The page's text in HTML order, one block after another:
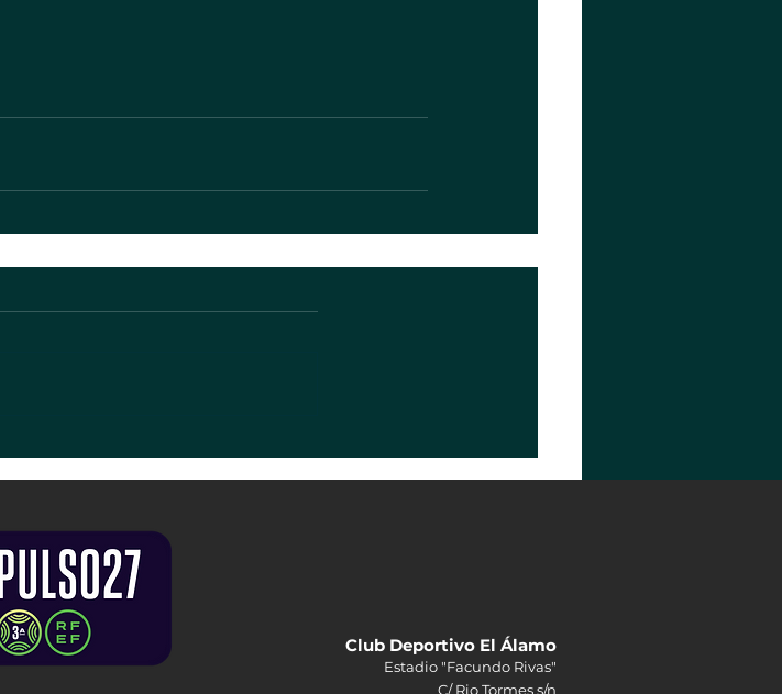
Club Deportivo El Álamo
Estadio "Facundo Rivas"
C/ Rio Tormes s/n